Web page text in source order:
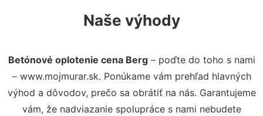
Naše výhody
Betónové oplotenie cena Berg– poďte do toho s nami
– www.mojmurar.sk. Ponúkame vám prehľad hlavných
výhod a dôvodov, prečo sa obrátiť na nás. Garantujeme
vám, že nadviazanie spolupráce s nami nebudete